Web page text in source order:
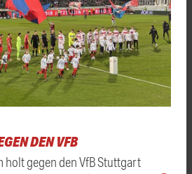
DEN VFB
holt gegen den VfB Stuttgart